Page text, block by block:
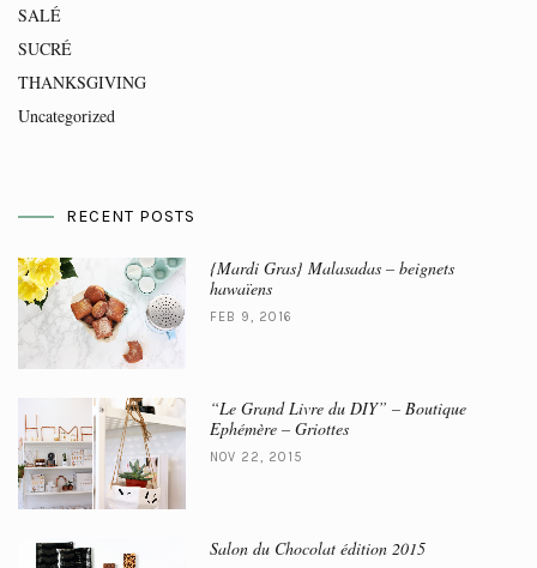
SALÉ
SUCRÉ
THANKSGIVING
Uncategorized
RECENT POSTS
{Mardi Gras} Malasadas – beignets
hawaïens
FEB 9, 2016
“Le Grand Livre du DIY” – Boutique
Ephémère – Griottes
NOV 22, 2015
Salon du Chocolat édition 2015